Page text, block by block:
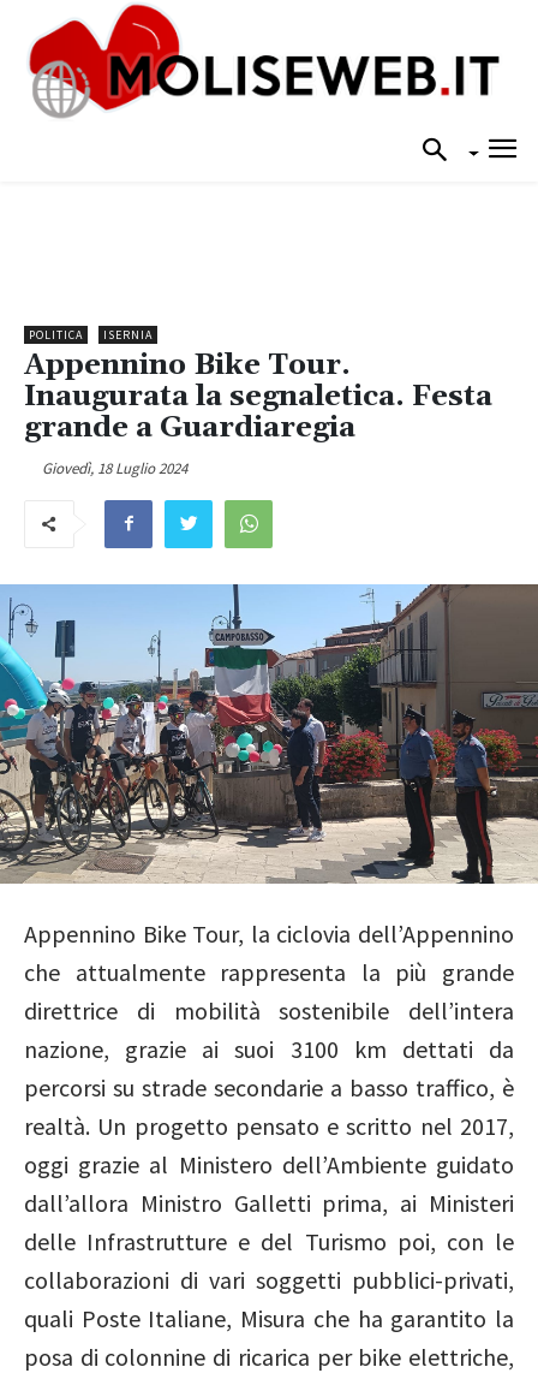
POLITICA ISERNIA
Appennino Bike Tour.
Inaugurata la segnaletica. Festa
grande a Guardiaregia
Giovedì, 18 Luglio 2024
Appennino Bike Tour, la ciclovia dell’Appennino
che attualmente rappresenta la più grande
direttrice di mobilità sostenibile dell’intera
nazione, grazie ai suoi 3100 km dettati da
percorsi su strade secondarie a basso traffico, è
realtà. Un progetto pensato e scritto nel 2017,
oggi grazie al Ministero dell’Ambiente guidato
dall’allora Ministro Galletti prima, ai Ministeri
delle Infrastrutture e del Turismo poi, con le
collaborazioni di vari soggetti pubblici-privati,
quali Poste Italiane, Misura che ha garantito la
posa di colonnine di ricarica per bike elettriche,